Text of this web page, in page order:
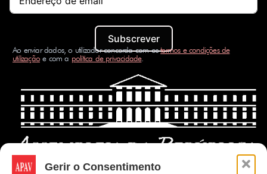
Gerir o Consentimento
Subscrever
Ao enviar dados, o utilizador concorda com ostermos e condições de
utilizaçãoe com a política de privacidade.